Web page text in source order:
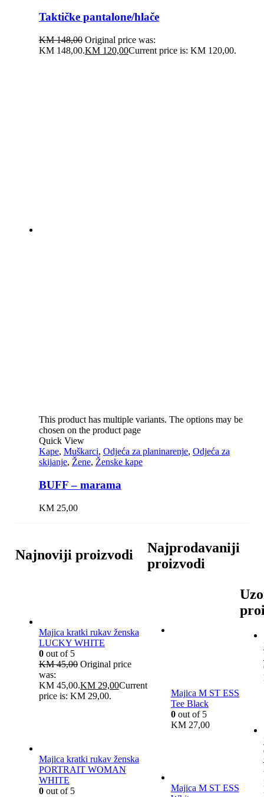
Taktičke pantalone/hlače
KM148,00 Original price was:
KM 148,00.KM120,00Current price is: KM 120,00.
This product has multiple variants. The options may be
chosen on the product page
Quick View
Kape, Muškarci, Odjeća za planinarenje, Odjeća za
skijanje, Žene, Ženske kape
BUFF – marama
KM25,00
Najnoviji proizvodi
Majica kratki rukav ženska
LUCKY WHITE
0out of 5
KM45,00 Original price
was:
KM 45,00.KM29,00Current
price is: KM 29,00.
Majica kratki rukav ženska
PORTRAIT WOMAN
WHITE
0out of 5
Najprodavaniji
proizvodi
Majica M ST ESS
Tee Black
0out of 5
KM27,00
Majica M ST ESS